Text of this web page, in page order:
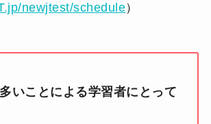
newjtest/schedule）
いことによる学習者にとって